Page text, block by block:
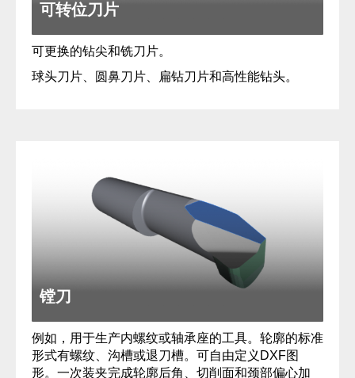
可转位刀片
可更换的钻尖和铣刀片。
球头刀片、圆鼻刀片、扁钻刀片和高性能钻头。
镗刀
例如，用于生产内螺纹或轴承座的工具。轮廓的标准
形式有螺纹、沟槽或退刀槽。可自由定义DXF图
形。一次装夹完成轮廓后角、切削面和颈部偏心加